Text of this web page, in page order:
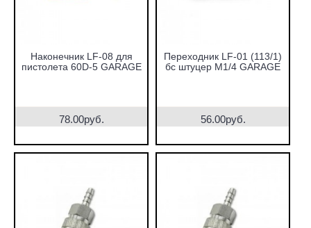
Наконечник LF-08 для
пистолета 60D-5 GARAGE
78.00руб.
Переходник LF-01 (113/1)
бс штуцер M1/4 GARAGE
56.00руб.